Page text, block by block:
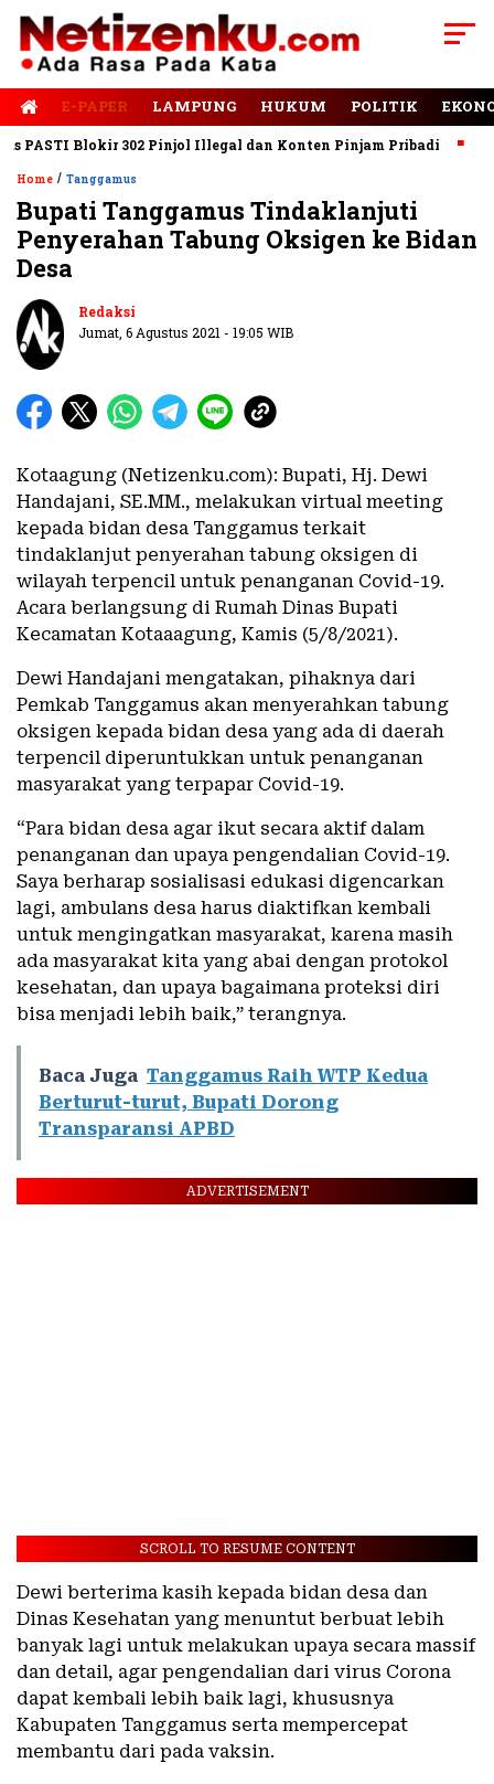
E-PAPER LAMPUNG HUKUM POLITIK
Blokir 302 Pinjol Illegal dan Konten Pinjam Pribadi
Home / Tanggamus
Bupati Tanggamus Tindaklanjuti
Penyerahan Tabung Oksigen ke Bidan
Desa
Redaksi
Jumat, 6 Agustus 2021 - 19:05 WIB
Kotaagung (Netizenku.com): Bupati, Hj. Dewi
Handajani, SE.MM., melakukan virtual meeting
kepada bidan desa Tanggamus terkait
tindaklanjut penyerahan tabung oksigen di
wilayah terpencil untuk penanganan Covid-19.
Acara berlangsung di Rumah Dinas Bupati
Kecamatan Kotaaagung, Kamis (5/8/2021).
Dewi Handajani mengatakan, pihaknya dari
Pemkab Tanggamus akan menyerahkan tabung
oksigen kepada bidan desa yang ada di daerah
terpencil diperuntukkan untuk penanganan
masyarakat yang terpapar Covid-19.
“Para bidan desa agar ikut secara aktif dalam
penanganan dan upaya pengendalian Covid-19.
Saya berharap sosialisasi edukasi digencarkan
lagi, ambulans desa harus diaktifkan kembali
untuk mengingatkan masyarakat, karena masih
ada masyarakat kita yang abai dengan protokol
kesehatan, dan upaya bagaimana proteksi diri
bisa menjadi lebih baik,” terangnya.
Baca Juga Tanggamus Raih WTP Kedua
Berturut-turut, Bupati Dorong
Transparansi APBD
ADVERTISEMENT
SCROLL TO RESUME CONTENT
Dewi berterima kasih kepada bidan desa dan
Dinas Kesehatan yang menuntut berbuat lebih
banyak lagi untuk melakukan upaya secara massif
dan detail, agar pengendalian dari virus Corona
dapat kembali lebih baik lagi, khususnya
Kabupaten Tanggamus serta mempercepat
membantu dari pada vaksin.